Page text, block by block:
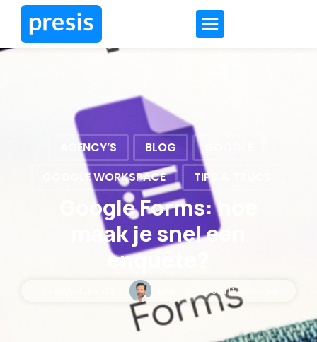
AGENCY’S BLOG
GOOGLE WORKSPACE
TIPS & TRUCS
Google Forms: hoe
maak je snel een
enquête?
Kees-Jan Diepstraten